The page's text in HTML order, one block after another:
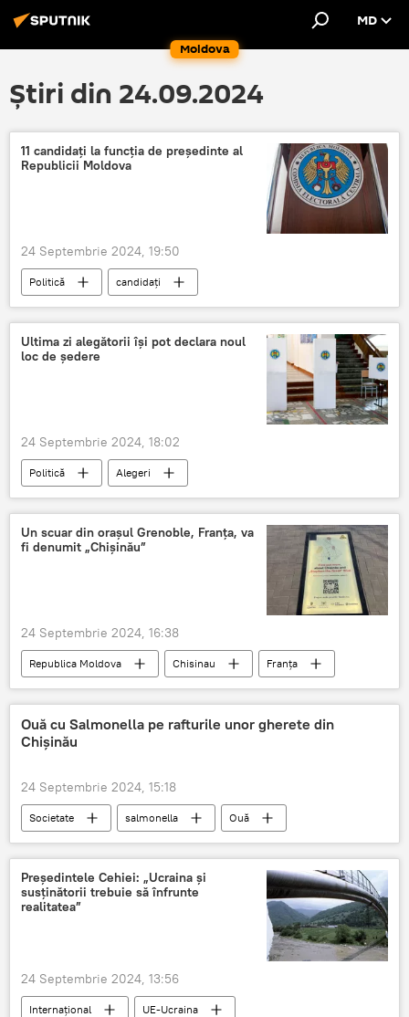
Moldova
MD
Știri din 24.09.2024
11 candidați la funcția de președinte al
Republicii Moldova
24 Septembrie 2024, 19:50
Politică
candidați
candidați la alegeri
candidați electorali
Ultima zi alegătorii își pot declara noul
loc de ședere
24 Septembrie 2024, 18:02
Politică
Alegeri
alegeri parlamentare anticipate
președinte
președinte RM
Un scuar din orașul Grenoble, Franța, va
fi denumit „Chișinău”
24 Septembrie 2024, 16:38
Republica Moldova Chisinau
Franța
oraș
străzile orașului
Ouă cu Salmonella pe rafturile unor gherete din
Chișinău
24 Septembrie 2024, 15:18
Societate salmonella
Ouă
ANSA
Președintele Cehiei: „Ucraina și
susținătorii trebuie să înfrunte
realitatea”
24 Septembrie 2024, 13:56
Internațional
UE-Ucraina